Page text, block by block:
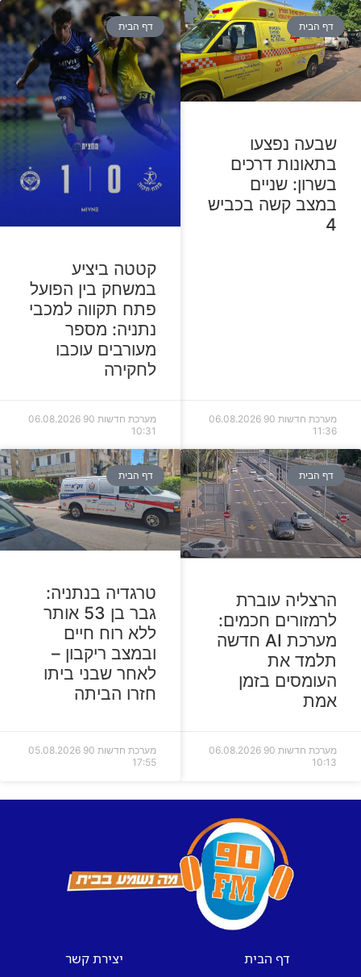
דף הבית
שבעה נפצעו
בתאונות דרכים
בשרון: שניים
במצב קשה בכביש
4
מערכת חדשות 90
06.08.2026
11:36
דף הבית
קטטה ביציע
במשחק בין הפועל
פתח תקווה למכבי
נתניה: מספר
מעורבים עוכבו
לחקירה
מערכת חדשות 90
06.08.2026
10:31
דף הבית
הרצליה עוברת
לרמזורים חכמים:
מערכת AI חדשה
תלמד את
העומסים בזמן
אמת
מערכת חדשות 90
06.08.2026
10:13
דף הבית
טרגדיה בנתניה:
גבר בן 53 אותר
ללא רוח חיים
ובמצב ריקבון –
לאחר שבני ביתו
חזרו הביתה
מערכת חדשות 90
05.08.2026
17:55
דף הבית
יצירת קשר